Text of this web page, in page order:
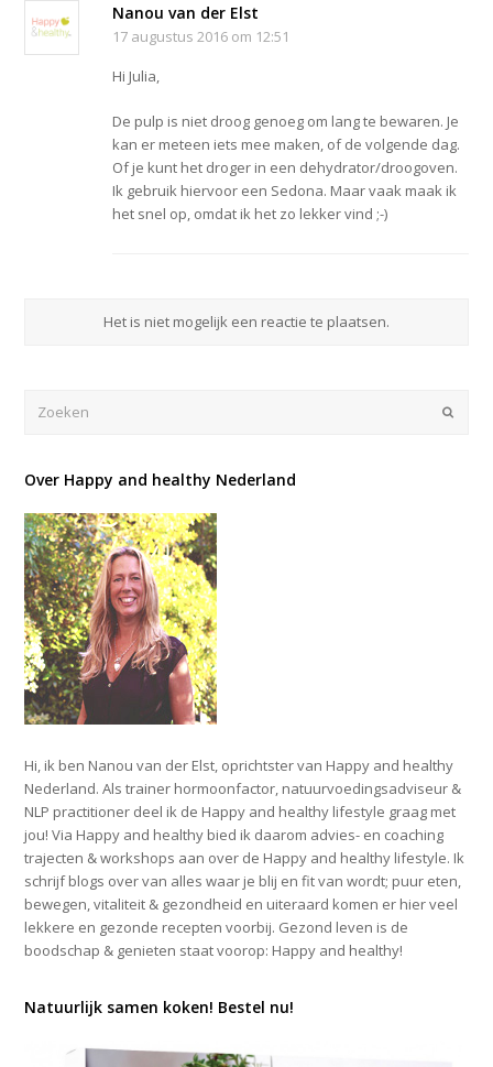
Nanou van der Elst
17 augustus 2016 om 12:51
Hi Julia,
De pulp is niet droog genoeg om lang te bewaren. Je
kan er meteen iets mee maken, of de volgende dag.
Of je kunt het droger in een dehydrator/droogoven.
Ik gebruik hiervoor een Sedona. Maar vaak maak ik
het snel op, omdat ik het zo lekker vind ;-)
Het is niet mogelijk een reactie te plaatsen.
Over Happy and healthy Nederland
Hi, ik ben Nanou van der Elst, oprichtster van Happy and healthy
Nederland. Als trainer hormoonfactor, natuurvoedingsadviseur &
NLP practitioner deel ik de Happy and healthy lifestyle graag met
jou! Via Happy and healthy bied ik daarom advies- en coaching
trajecten & workshops aan over de Happy and healthy lifestyle. Ik
schrijf blogs over van alles waar je blij en fit van wordt; puur eten,
bewegen, vitaliteit & gezondheid en uiteraard komen er hier veel
lekkere en gezonde recepten voorbij. Gezond leven is de
boodschap & genieten staat voorop: Happy and healthy!
Natuurlijk samen koken! Bestel nu!